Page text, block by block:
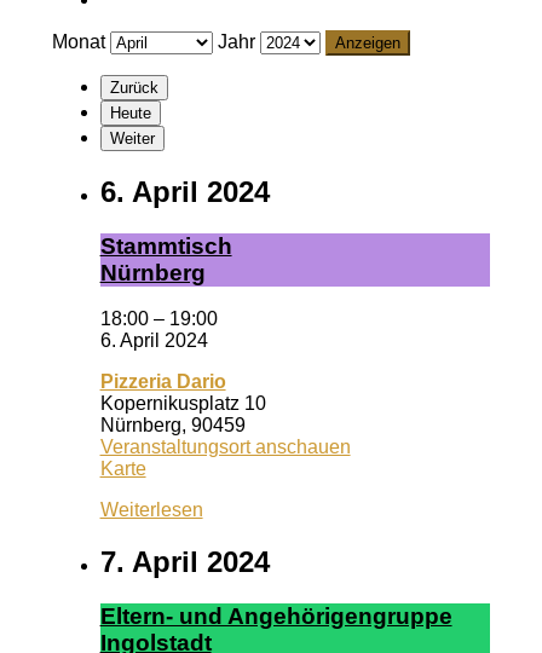
Monat Jahr
Zurück
Heute
Weiter
6. April 2024
Stamm­tisch
Nürn­berg
18:00 – 19:00
6. April 2024
Pizzeria Dario
Kopernikusplatz 10
Nürnberg, 90459
Veranstaltungsort anschauen
KartePizzeria
Weiterlesen
7. April 2024
El­tern- und An­ge­hör­ig­en­grup­pe
In­gol­stadt